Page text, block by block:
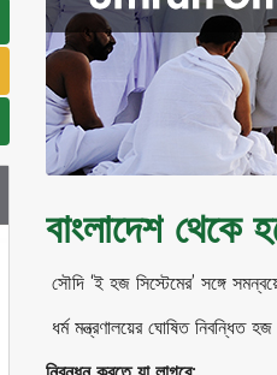
বাংলাদেশ
সৌদি ‘ই হজ সিস্টেমের’ সঙ্গে
ধর্ম মন্ত্রণালয়ের ঘোষিত নিবন্ধিত